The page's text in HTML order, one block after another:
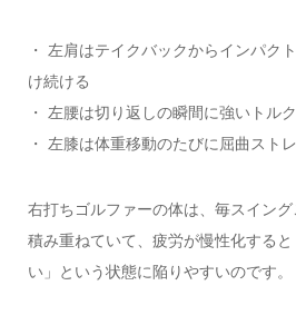
・ 左肩はテイクバックからインパク
け続ける
・ 左腰は切り返しの瞬間に強いトル
・ 左膝は体重移動のたびに屈曲スト
右打ちゴルファーの体は、毎スイン
積み重ねていて、疲労が慢性化する
い」という状態に陥りやすいのです。